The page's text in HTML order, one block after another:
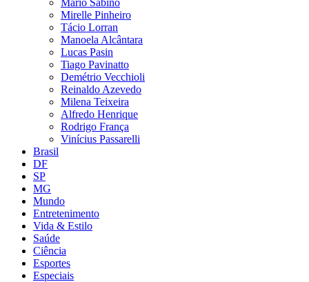
Mirelle Pinheiro
Tácio Lorran
Manoela Alcântara
Lucas Pasin
Tiago Pavinatto
Demétrio Vecchioli
Reinaldo Azevedo
Milena Teixeira
Alfredo Henrique
Rodrigo França
Vinícius Passarelli
Brasil
DF
SP
MG
Mundo
Entretenimento
Vida & Estilo
Saúde
Ciência
Esportes
Especiais